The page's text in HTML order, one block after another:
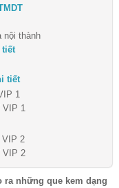
nội thành
tiết
tiết
1
1
2
VIP 2
ra những que kem dạng